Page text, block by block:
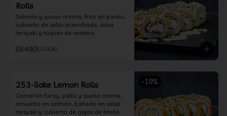
Rolls
Salmón y queso crema, frito en panko,
cubierto de salsa acevichada, salsa
teriyaki y toques de sesamo.
$6.490$7.990
-19%
253-Sake Lemon Rolls
Camarón furay, palta y queso crema,
envuelto en salmón, bañado en salsa
teriyaki y cubierto de gajos de limón.